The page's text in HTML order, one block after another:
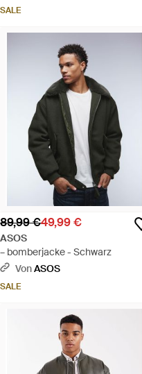
SALE
89,99 €49,99 €
ASOS
– bomberjacke - Schwarz
VonASOS
SALE